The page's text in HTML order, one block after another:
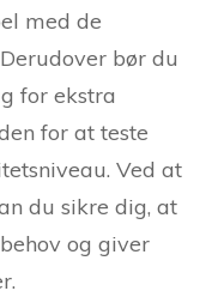
med de
bør du
for ekstra
for at teste
Ved at
du sikre dig, at
og giver